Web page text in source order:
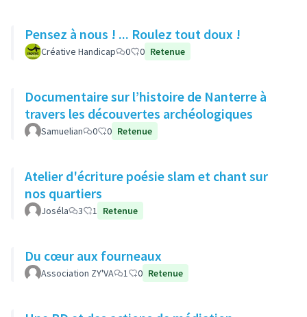
Pensez à nous ! ... Roulez tout doux !
Créative Handicap 0 0 Retenue
Documentaire sur l’histoire de Nanterre à
travers les découvertes archéologiques
Samuelian 0 0 Retenue
Atelier d'écriture poésie slam et chant sur
nos quartiers
Joséla 3 1 Retenue
Du cœur aux fourneaux
Association ZY'VA 1 0 Retenue